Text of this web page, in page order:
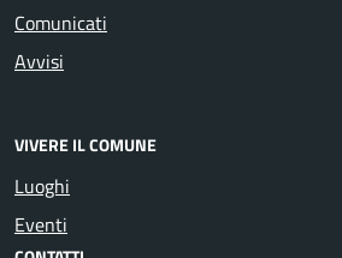
Comunicati
Avvisi
VIVERE IL COMUNE
Luoghi
Eventi